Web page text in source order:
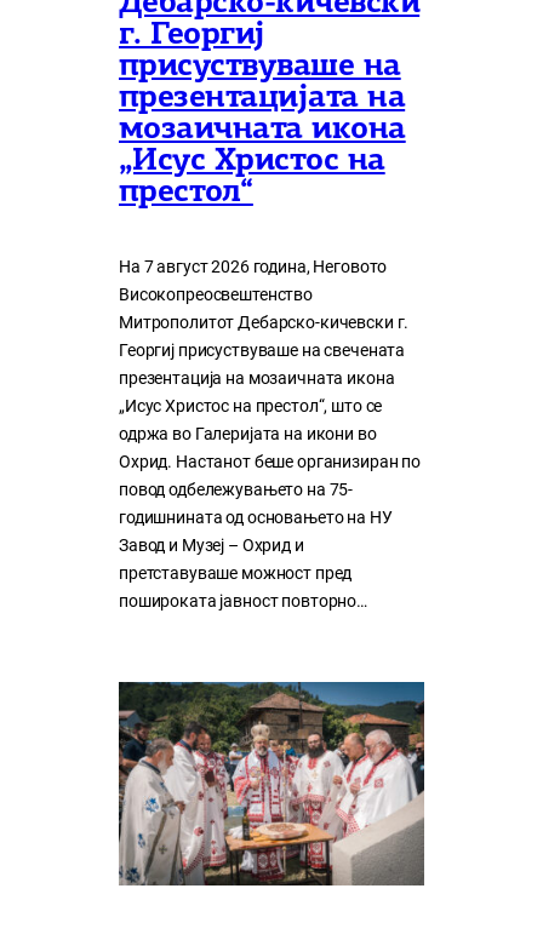
г. Георгиј
присуствуваше на
презентацијата на
мозаичната икона
„Исус Христос на
престол“
На 7 август 2026 година, Неговото
Високопреосвештенство
Митрополитот Дебарско-кичевски г.
Георгиј присуствуваше на свечената
презентација на мозаичната икона
„Исус Христос на престол“, што се
одржа во Галеријата на икони во
Охрид. Настанот беше организиран по
повод одбележувањето на 75-
годишнината од основањето на НУ
Завод и Музеј – Охрид и
претставуваше можност пред
пошироката јавност повторно…